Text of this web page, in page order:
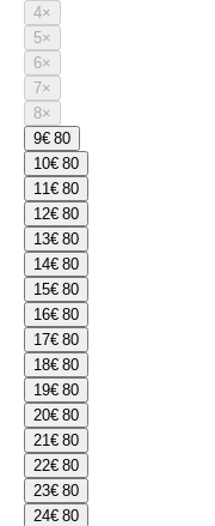
4×
5×
6×
7×
8×
9€ 80
10€ 80
11€ 80
12€ 80
13€ 80
14€ 80
15€ 80
16€ 80
17€ 80
18€ 80
19€ 80
20€ 80
21€ 80
22€ 80
23€ 80
24€ 80